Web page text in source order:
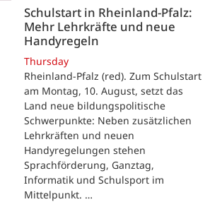
Schulstart in Rheinland-Pfalz:
Mehr Lehrkräfte und neue
Handyregeln
Thursday
Rheinland-Pfalz (red). Zum Schulstart
am Montag, 10. August, setzt das
Land neue bildungspolitische
Schwerpunkte: Neben zusätzlichen
Lehrkräften und neuen
Handyregelungen stehen
Sprachförderung, Ganztag,
Informatik und Schulsport im
Mittelpunkt. …